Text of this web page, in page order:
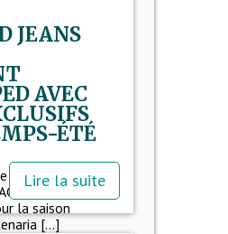
JEANS
AVEC
ÉTÉ
collaboration
retrouve
la saison
[...]
Lire la suite